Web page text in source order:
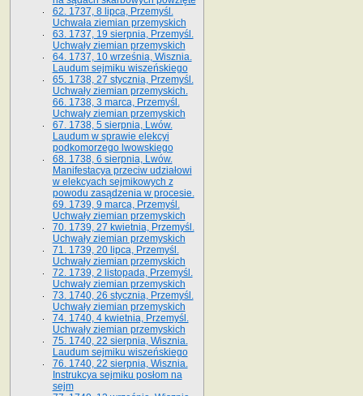
62. 1737, 8 lipca, Przemyśl.
Uchwała ziemian przemyskich
63. 1737, 19 sierpnia, Przemyśl.
Uchwały ziemian przemyskich
64. 1737, 10 września, Wisznia.
Laudum sejmiku wiszeńskiego
65. 1738, 27 stycznia, Przemyśl.
Uchwały ziemian przemyskich­­.
66. 1738, 3 marca, Przemyśl.
Uchwały ziemian przemyskich­
67. 1738, 5 sierpnia, Lwów.
Laudum w sprawie elekcyi
podkomorzego lwowskiego
68. 1738, 6 sierpnia, Lwów.
Manifestacya przeciw udziałowi
w elekcyach sejmikowych z
powodu zasądzenia w procesie.
69. 1739, 9 marca, Przemyśl.
Uchwały ziemian przemyskich
70. 1739, 27 kwietnia, Przemyśl.
Uchwały ziemian przemyskich
71. 1739, 20 lipca, Przemyśl.
Uchwały ziemian przemyskich
72. 1739, 2 listopada, Przemyśl.
Uchwały ziemian przemyskich
73. 1740, 26 stycznia, Przemyśl.
Uchwały ziemian przemyskich
74. 1740, 4 kwietnia, Przemyśl.
Uchwały ziemian przemyskich
75. 1740, 22 sierpnia, Wisznia.
Laudum sejmiku wiszeńskiego
76. 1740, 22 sierpnia, Wisznia.
Instrukcya sejmiku posłom na
sejm